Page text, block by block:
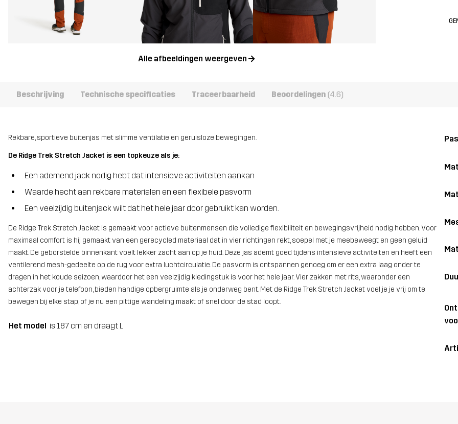
Alle afbeeldingen weergeven
Beschrijving Technische specificaties Traceerbaarheid Beoordelingen (4.6)
Rekbare, sportieve buitenjas met slimme ventilatie en geruisloze bewegingen.
De Ridge Trek Stretch Jacket is een topkeuze als je:
Een ademend jack nodig hebt dat intensieve activiteiten aankan
Waarde hecht aan rekbare materialen en een flexibele pasvorm
Een veelzijdig buitenjack wilt dat het hele jaar door gebruikt kan worden.
De Ridge Trek Stretch Jacket is gemaakt voor actieve buitenmensen die volledige flexibiliteit en bewegingsvrijheid nodig hebben. Voor
maximaal comfort is hij gemaakt van een gerecycled materiaal dat in vier richtingen rekt, soepel met je meebeweegt en geen geluid
maakt. De geborstelde binnenkant voelt lekker zacht aan op je huid. Deze jas ademt goed tijdens intensieve activiteiten en heeft een
ventilerend mesh-gedeelte op de rug voor extra luchtcirculatie. De pasvorm is ontspannen genoeg om er een extra laag onder te
dragen in het koude seizoen, waardoor het een veelzijdig kledingstuk is voor het hele jaar. Vier zakken met rits, waaronder een
achterzak voor je telefoon, bieden handige opbergruimte als je onderweg bent. Met de Ridge Trek Stretch Jacket voel je je vrij om te
bewegen bij elke stap, of je nu een pittige wandeling maakt of snel door de stad loopt.
Het model is 187 cm en draagt L